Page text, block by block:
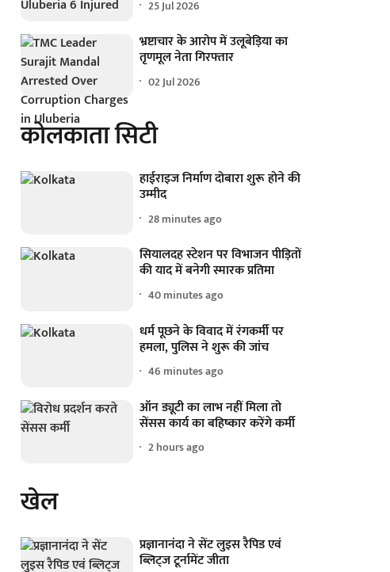
25 Jul 2026
भ्रष्टाचार के आरोप में उलूबेड़िया का
तृणमूल नेता गिरफ्तार
02 Jul 2026
कोलकाता सिटी
हाईराइज निर्माण दोबारा शुरू होने की
उम्मीद
28 minutes ago
सियालदह स्टेशन पर विभाजन पीड़ितों
की याद में बनेगी स्मारक प्रतिमा
40 minutes ago
धर्म पूछने के विवाद में रंगकर्मी पर
हमला, पुलिस ने शुरू की जांच
46 minutes ago
ऑन ड्यूटी का लाभ नहीं मिला तो
सेंसस कार्य का बहिष्कार करेंगे कर्मी
2 hours ago
खेल
प्रज्ञानानंदा ने सेंट लुइस रैपिड एवं
ब्लिट्ज टूर्नामेंट जीता